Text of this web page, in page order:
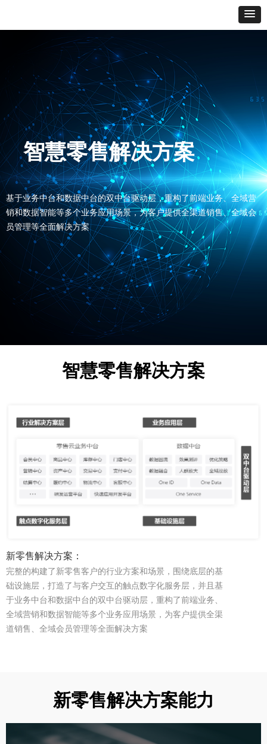
智慧零售解决方案
基于业务中台和数据中台的双中台驱动层，重构了前端业务、全域营
销和数据智能等多个业务应用场景，为客户提供全渠道销售、全域会
员管理等全面解决方案
智慧零售解决方案
新零售解决方案：
完整的构建了新零售客户的行业方案和场景，围绕底层的基
础设施层，打造了与客户交互的触点数字化服务层，并且基
于业务中台和数据中台的双中台驱动层，重构了前端业务、
全域营销和数据智能等多个业务应用场景，为客户提供全渠
道销售、全域会员管理等全面解决方案
新零售解决方案能力